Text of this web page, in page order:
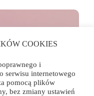
COOKIES
i
serwisu internetowego
pomocą plików
bez zmiany ustawień